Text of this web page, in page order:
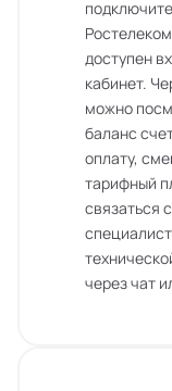
доступен
кабинет.
можно
баланс
оплату,
тарифный
связаться
через чат